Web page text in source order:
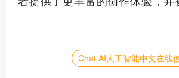
Chat AI人工智能中文在线